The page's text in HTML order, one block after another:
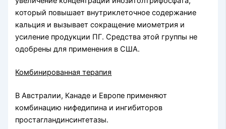
который повышает внутриклеточное содержание
кальция и вызывает сокращение миометрия и
усиление продукции ПГ. Средства этой группы не
одобрены для применения в США.
Комбинированная терапия
В Австралии, Канаде и Европе применяют
комбинацию нифедипина и ингибиторов
простагландинсинтетазы.